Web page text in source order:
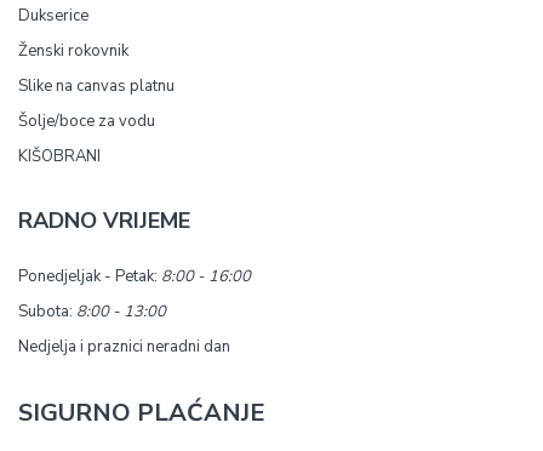
Dukserice
Ženski rokovnik
Slike na canvas platnu
Šolje/boce za vodu
KIŠOBRANI
RADNO VRIJEME
Ponedjeljak - Petak: 8:00 - 16:00
Subota: 8:00 - 13:00
Nedjelja i praznici neradni dan
SIGURNO PLAĆANJE